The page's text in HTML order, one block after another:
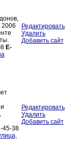
2006
E-
Редактировать
Удалить
Добавить сайт
45-38
Редактировать
Удалить
Добавить сайт